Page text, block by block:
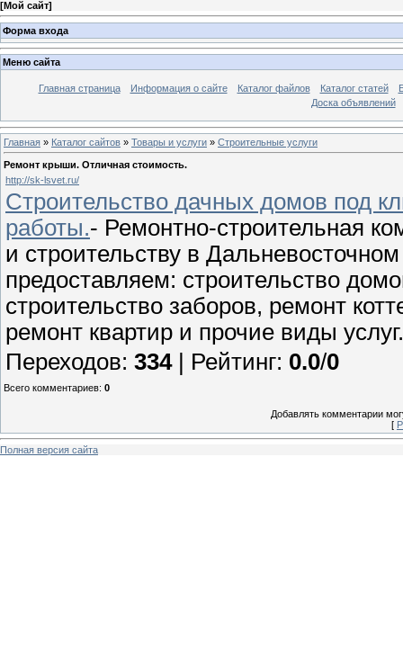
[Мой сайт]
Форма входа
Меню сайта
Главная страница Информация о сайте Каталог файлов Каталог статей
Доска объявлений
Главная » Каталог сайтов » Товары и услуги » Строительные услуги
Ремонт крыши. Отличная стоимость.
http://sk-lsvet.ru/
Строительство дачных домов под
работы.- Ремонтно-строительная
и строительству в
предоставляем: строительство
строительство заборов, ремонт
ремонт квартир и прочие виды
Переходов: 334| Рейтинг: 0.0/0
Всего комментариев: 0
Добавлять комментарии
[
Полная версия сайта